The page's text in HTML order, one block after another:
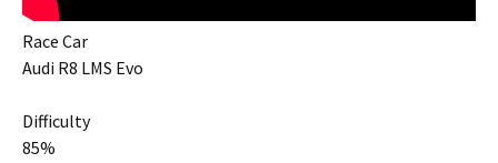
Race Car
Audi R8 LMS Evo
Difficulty
85%